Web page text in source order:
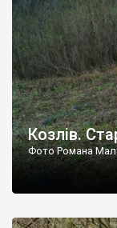
Козлів.
Фото Романа